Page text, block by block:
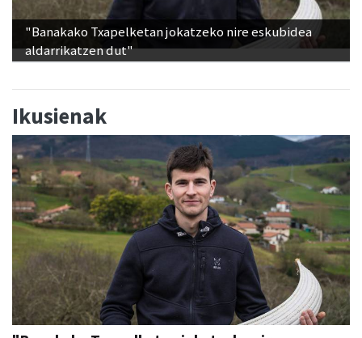
"Banakako Txapelketan jokatzeko nire eskubidea
aldarrikatzen dut"
Ikusienak